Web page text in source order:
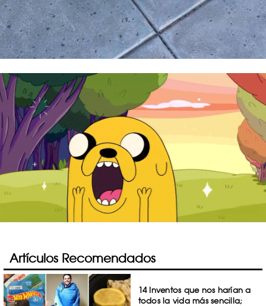
Artículos Recomendados
14 Inventos que nos harían a
todos la vida más sencilla;